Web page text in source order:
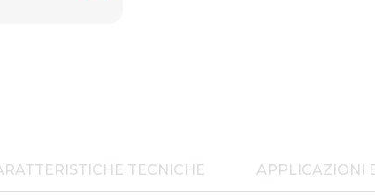
TECNICHE APPLICAZIONI